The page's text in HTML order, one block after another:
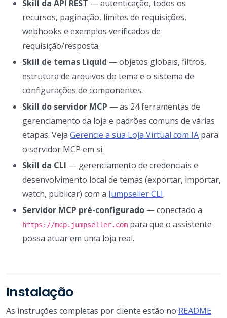
Skill da API REST — autenticação, todos os
recursos, paginação, limites de requisições,
webhooks e exemplos verificados de
requisição/resposta.
Skill de temas Liquid — objetos globais, filtros,
estrutura de arquivos do tema e o sistema de
configurações de componentes.
Skill do servidor MCP — as 24 ferramentas de
gerenciamento da loja e padrões comuns de várias
etapas. Veja Gerencie a sua Loja Virtual com IA para
o servidor MCP em si.
Skill da CLI — gerenciamento de credenciais e
desenvolvimento local de temas (exportar, importar,
watch, publicar) com a Jumpseller CLI.
Servidor MCP pré-configurado — conectado a
https://mcp.jumpseller.com para que o assistente
possa atuar em uma loja real.
Instalação
As instruções completas por cliente estão no README